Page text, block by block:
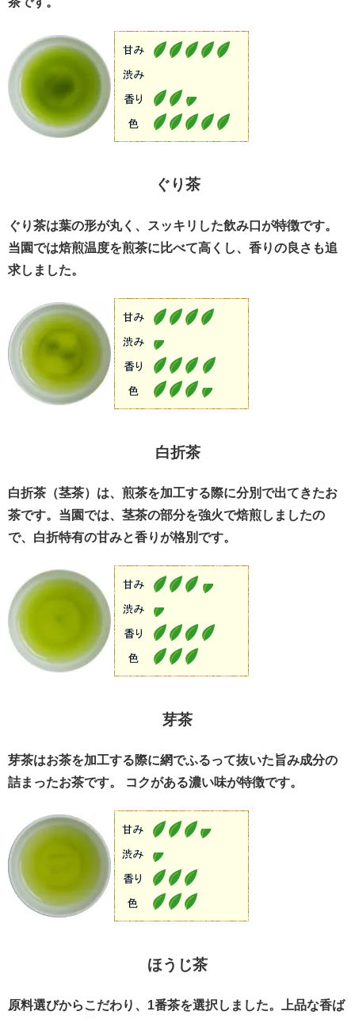
ぐり茶
ぐり茶は葉の形が丸く、スッキリした飲み口が特徴です。
当園では焙煎温度を煎茶に比べて高くし、香りの良さも追
求しました。
白折茶
白折茶（茎茶）は、煎茶を加工する際に分別で出てきたお
茶です。当園では、茎茶の部分を強火で焙煎しましたの
で、白折特有の甘みと香りが格別です。
芽茶
芽茶はお茶を加工する際に網でふるって抜いた旨み成分の
詰まったお茶です。 コクがある濃い味が特徴です。
ほうじ茶
原料選びからこだわり、1番茶を選択しました。上品な香ば